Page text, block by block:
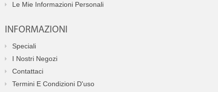
Le Mie Informazioni Personali
INFORMAZIONI
Speciali
I Nostri Negozi
Contattaci
Termini E Condizioni D'uso